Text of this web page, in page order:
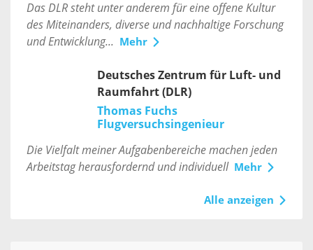
Das DLR steht unter anderem für eine offene Kultur
des Miteinanders, diverse und nachhaltige Forschung
und Entwicklung... Mehr
Deutsches Zentrum für Luft- und
Raumfahrt (DLR)
Thomas Fuchs
Flugversuchsingenieur
Die Vielfalt meiner Aufgabenbereiche machen jeden
Arbeitstag herausfordernd und individuell Mehr
Alle anzeigen